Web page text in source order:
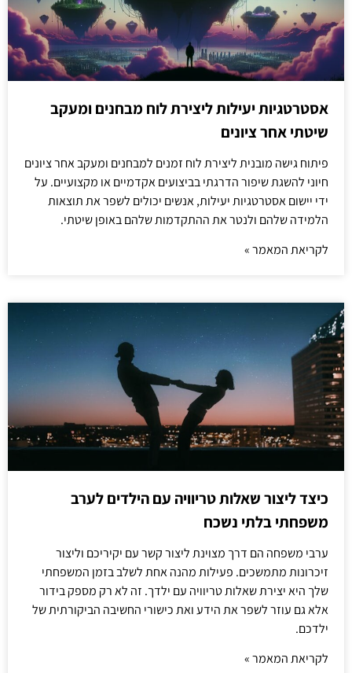
אסטרטגיות יעילות ליצירת לוח מבחנים ומעקב
שיטתי אחר ציונים
פיתוח גישה מובנית ליצירת לוח זמנים למבחנים ומעקב אחר ציונים
חיוני להשגת שיפור הדרגתי בביצועים אקדמיים או מקצועיים. על
ידי יישום אסטרטגיות יעילות, אנשים יכולים לשפר את תוצאות
הלמידה שלהם ולנטר את ההתקדמות שלהם באופן שיטתי.
לקריאת המאמר »
כיצד ליצור שאלות טריוויה עם הילדים לערב
משפחתי בלתי נשכח
ערבי משפחה הם דרך מצוינת ליצור קשר עם יקיריכם וליצור
זיכרונות מתמשכים. פעילות מהנה אחת לשלב בזמן המשפחתי
שלך היא יצירת שאלות טריוויה עם ילדך. זה לא רק מספק בידור
אלא גם עוזר לשפר את הידע ואת כישורי החשיבה הביקורתית של
ילדכם.
לקריאת המאמר »